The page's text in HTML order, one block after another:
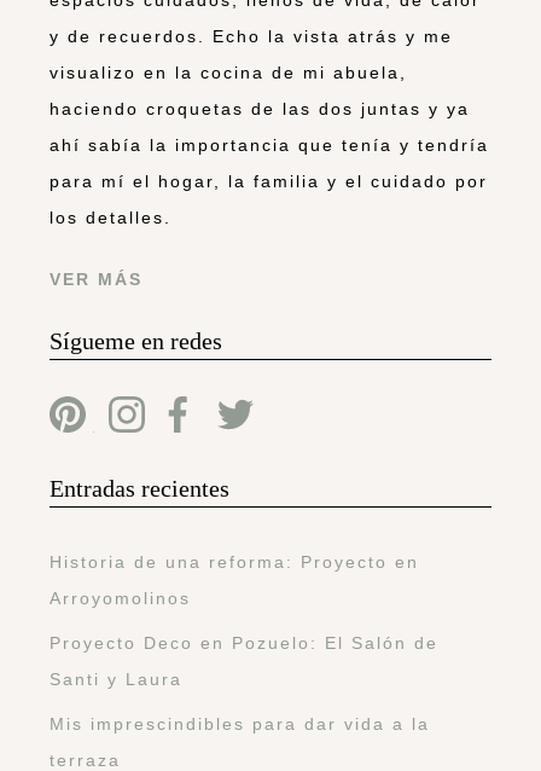
y de recuerdos. Echo la vista atrás y me
visualizo en la cocina de mi abuela,
haciendo croquetas de las dos juntas y ya
ahí sabía la importancia que tenía y tendría
para mí el hogar, la familia y el cuidado por
los detalles.
VER MÁS
Sígueme en redes
Entradas recientes
Historia de una reforma: Proyecto en
Arroyomolinos
Proyecto Deco en Pozuelo: El Salón de
Santi y Laura
Mis imprescindibles para dar vida a la
terraza